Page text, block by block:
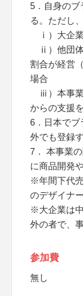
5．自身のブ
る。ただし
ⅰ）大企業
ⅱ）他団体
割合が経営
場合
ⅲ）本事業
からの支援
6．日本でブ
外でも登録
7． 本事業
に商品開発
※年間下代
のデザイナ
※大企業は
外の者で、
参加費
無し